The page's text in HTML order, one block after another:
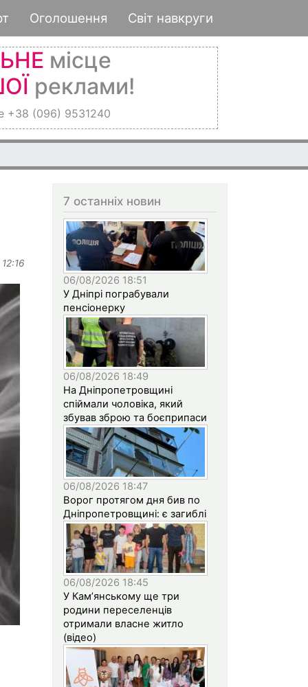
Оголошення Світ навкруги
місце
реклами!
+38 (096) 9531240
7 останніх новин
06/08/2026 18:51
У Дніпрі пограбували
пенсіонерку
06/08/2026 18:49
На Дніпропетровщині
спіймали чоловіка, який
збував зброю та боєприпаси
06/08/2026 18:47
Ворог протягом дня бив по
Дніпропетровщині: є загиблі
06/08/2026 18:45
У Кам’янському ще три
родини переселенців
отримали власне житло
(відео)